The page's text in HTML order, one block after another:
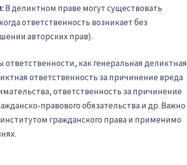
В деликтном праве могут существовать
ответственность возникает без
авторских прав).
как генеральная деликтная
ответственность за причинение вреда
ответственность за причинение
правового обязательства и др. Важно
гражданского права и применимо